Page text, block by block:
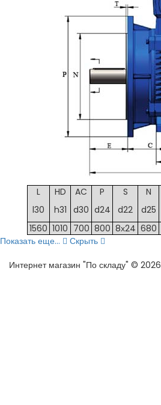
L
l30
HD
h31
AC
d30
P
d24
S
d22
N
d25
1560 1010 700 800 8х24 680
Показать еще...
Скрыть
Интернет магазин "По складу" © 2026